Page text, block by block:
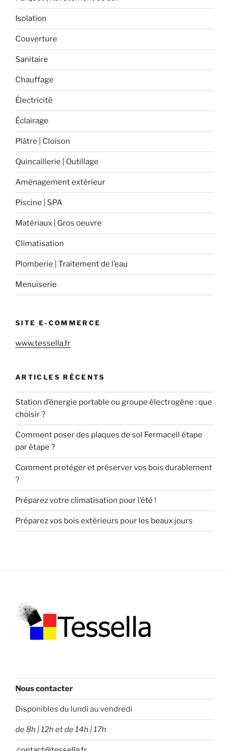
pose
plots
carrelage
Isolation
Couverture
Sanitaire
Chauffage
Électricité
Éclairage
Plâtre | Cloison
Quincaillerie | Outillage
Aménagement extérieur
Piscine | SPA
Matériaux | Gros oeuvre
Climatisation
Plomberie | Traitement de l’eau
Menuiserie
SITE E-COMMERCE
www.tessella.fr
ARTICLES RÉCENTS
Station d’énergie portable ou groupe électrogène : que
choisir ?
Comment poser des plaques de sol Fermacell étape
par étape ?
Comment protéger et préserver vos bois durablement
?
Préparez votre climatisation pour l’été !
Préparez vos bois extérieurs pour les beaux jours
Nous contacter
Disponibles du lundi au vendredi
de 8h | 12h et de 14h | 17h